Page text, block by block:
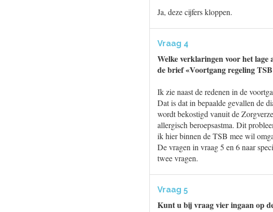
Ja, deze cijfers kloppen.
Vraag 4
Welke verklaringen voor het
de brief «Voortgang regeling
Ik zie naast de redenen in de
Dat is dat in bepaalde gevallen de
wordt bekostigd vanuit de
allergisch beroepsastma. Dit
ik hier binnen de TSB mee wil
De vragen in vraag 5 en 6 naar
twee vragen.
Vraag 5
Kunt u bij vraag vier ingaan op